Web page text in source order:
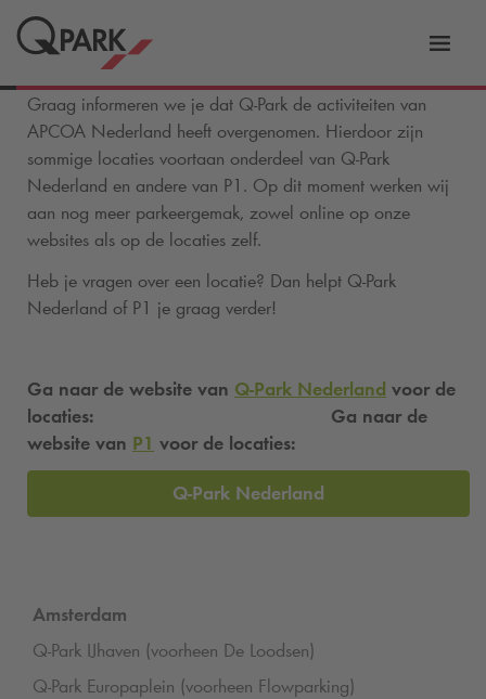
Graag informeren we je dat Q-Park de activiteiten van
APCOA Nederland heeft overgenomen. Hierdoor zijn
sommige locaties voortaan onderdeel van Q-Park
Nederland en andere van P1. Op dit moment werken wij
aan nog meer parkeergemak, zowel online op onze
websites als op de locaties zelf.
Heb je vragen over een locatie? Dan helpt Q-Park
Nederland of P1 je graag verder!
Ga naar de website van Q-Park Nederland voor de
locaties:
Ga naar de
website van P1 voor de locaties:
Q-Park Nederland
Amsterdam
Q-Park IJhaven (voorheen De Loodsen)
Q-Park Europaplein (voorheen Flowparking)